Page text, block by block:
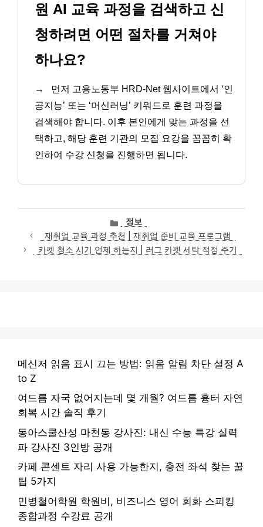
원 AI 교육 과정을 검색하고 신
청하려면 어떤 절차를 거쳐야
하나요?
→
먼저 고용노동부 HRD-Net 웹사이트에서 ‘인
공지능’ 또는 ‘머신러닝’ 키워드로 훈련 과정을
검색해야 합니다. 이후 본인에게 맞는 과정을 선
택하고, 해당 훈련 기관의 모집 요강을 꼼꼼히 확
인하여 수강 신청을 진행하면 됩니다.
카
테
고
리
정보
재취업 교육 과정 추천 | 재취업 준비 교육 프로그램
카펫 청소 시기 언제 하는지 | 러그 카펫 세탁 적정 주기
메신저 읽음 표시 끄는 방법: 읽음 알림 차단 설정 A
to Z
여드름 자국 없어지는데 몇 개월? 여드름 흉터 자연
회복 시간 솔직 후기
동아스쿨산성 마천동 강사진: 내신 수능 특강 실력
파 강사진 3인방 공개
카페 콘센트 자리 사용 가능한지, 충전 좌석 찾는 꿀
팁 5가지
민병철어학원 학원비, 비즈니스 영어 회화 스피킹
종합과정 수강료 공개